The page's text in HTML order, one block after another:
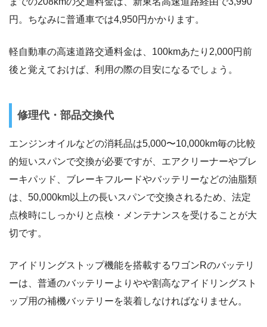
円。ちなみに普通車では4,950円かかります。
軽自動車の高速道路交通料金は、100kmあたり2,000円前
後と覚えておけば、利用の際の目安になるでしょう。
修理代・部品交換代
エンジンオイルなどの消耗品は5,000〜10,000km毎の比較
的短いスパンで交換が必要ですが、エアクリーナーやブレ
ーキパッド、ブレーキフルードやバッテリーなどの油脂類
は、50,000km以上の長いスパンで交換されるため、法定
点検時にしっかりと点検・メンテナンスを受けることが大
切です。
アイドリングストップ機能を搭載するワゴンRのバッテリ
ーは、普通のバッテリーよりやや割高なアイドリングスト
ップ用の補機バッテリーを装着しなければなりません。